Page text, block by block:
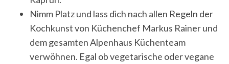
Nimm Platz und lass dich nach allen Regeln der
Kochkunst von Küchenchef Markus Rainer und
dem gesamten Alpenhaus Küchenteam
verwöhnen. Egal ob vegetarische oder vegane